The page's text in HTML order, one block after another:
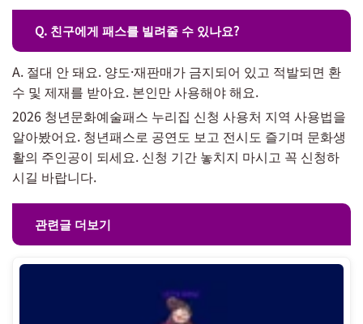
Q. 친구에게 패스를 빌려줄 수 있나요?
A. 절대 안 돼요. 양도·재판매가 금지되어 있고 적발되면 환
수 및 제재를 받아요. 본인만 사용해야 해요.
2026 청년문화예술패스 누리집 신청 사용처 지역 사용법을
알아봤어요. 청년패스로 공연도 보고 전시도 즐기며 문화생
활의 주인공이 되세요. 신청 기간 놓치지 마시고 꼭 신청하
시길 바랍니다.
관련글 더보기